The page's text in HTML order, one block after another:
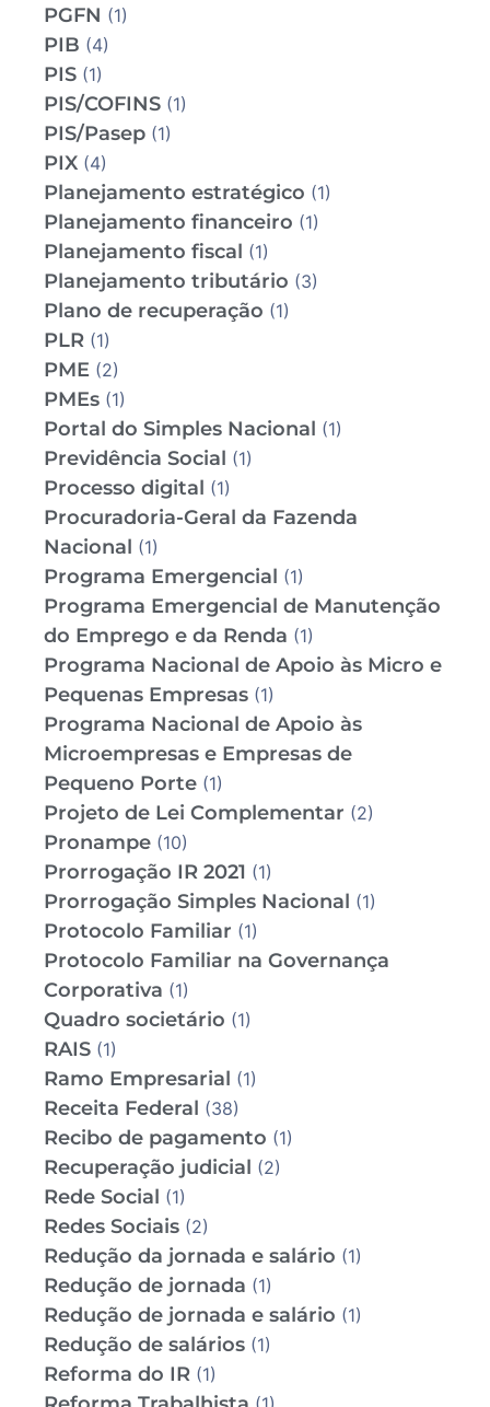
PGFN (1)
PIB (4)
PIS (1)
PIS/COFINS (1)
PIS/Pasep (1)
PIX (4)
Planejamento estratégico (1)
Planejamento financeiro (1)
Planejamento fiscal (1)
Planejamento tributário (3)
Plano de recuperação (1)
PLR (1)
PME (2)
PMEs (1)
Portal do Simples Nacional (1)
Previdência Social (1)
Processo digital (1)
Procuradoria-Geral da Fazenda
Nacional (1)
Programa Emergencial (1)
Programa Emergencial de Manutenção
do Emprego e da Renda (1)
Programa Nacional de Apoio às Micro e
Pequenas Empresas (1)
Programa Nacional de Apoio às
Microempresas e Empresas de
Pequeno Porte (1)
Projeto de Lei Complementar (2)
Pronampe (10)
Prorrogação IR 2021 (1)
Prorrogação Simples Nacional (1)
Protocolo Familiar (1)
Protocolo Familiar na Governança
Corporativa (1)
Quadro societário (1)
RAIS (1)
Ramo Empresarial (1)
Receita Federal (38)
Recibo de pagamento (1)
Recuperação judicial (2)
Rede Social (1)
Redes Sociais (2)
Redução da jornada e salário (1)
Redução de jornada (1)
Redução de jornada e salário (1)
Redução de salários (1)
Reforma do IR (1)